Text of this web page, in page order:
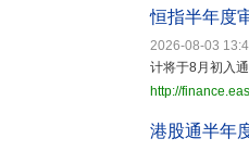
恒指半年度
2026-08-03
计将于8月初入
http://
港股通半年